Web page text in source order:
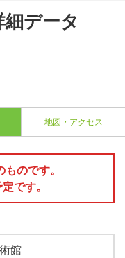
データ
地図・アクセス
のです。
です。
館